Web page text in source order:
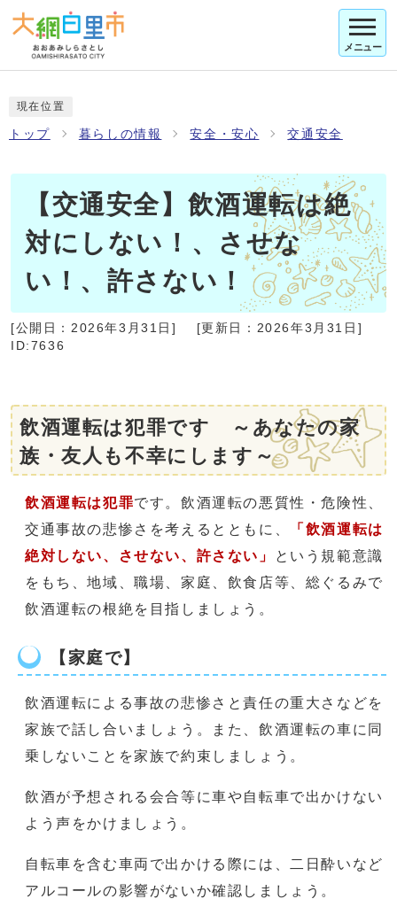
メニュー
現在位置
トップ 暮らしの情報 安全・安心 交通安全
【交通安全】飲酒運転は絶
対にしない！、させな
い！、許さない！
[公開日： 2026年3月31日 ] [更新日： 2026年3月31日 ]
ID:7636
飲酒運転は犯罪です ～あなたの家
族・友人も不幸にします～
飲酒運転は犯罪です。飲酒運転の悪質性・危険性、
交通事故の悲惨さを考えるとともに、
「飲酒運転は
絶対しない、させない、許さない」
という規範意識
をもち、地域、職場、家庭、飲食店等、総ぐるみで
飲酒運転の根絶を目指しましょう。
【家庭で】
飲酒運転による事故の悲惨さと責任の重大さなどを
家族で話し合いましょう。また、飲酒運転の車に同
乗しないことを家族で約束しましょう。
飲酒が予想される会合等に車や自転車で出かけない
よう声をかけましょう。
自転車を含む車両で出かける際には、二日酔いなど
アルコールの影響がないか確認しましょう。